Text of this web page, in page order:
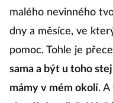
malého nevinného
dny a měsíce, ve
pomoc. Tohle je přece
sama a být u toho
mámy v mém okolí.